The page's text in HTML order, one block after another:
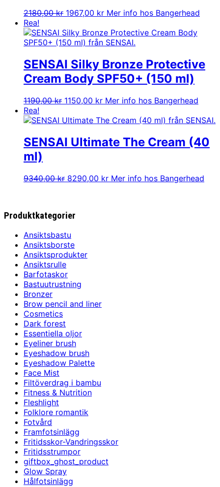
2180,00kr Det
priset
var:
1967,00 krDet
priset
är:
Mer info hos Bangerhead
Rea!
SENSAI Silky Bronze Protective
Cream Body SPF50+ (150 ml)
1190,00kr Det
priset
1190,00 kr.
1150,00 krDet
priset
1150,00 kr.
Mer info hos Bangerhead
Rea!
SENSAI Ultimate The Cream (40
ml)
9340,00kr Det
9340,00 kr.
8290,00 krDet
Mer info hos Bangerhead
Produktkategorier
Ansiktsbastu
Ansiktsborste
Ansiktsprodukter
Ansiktsrulle
Barfotaskor
Bastuutrustning
Bronzer
Brow pencil and liner
Cosmetics
Dark forest
Essentiella oljor
Eyeliner brush
Eyeshadow brush
Eyeshadow Palette
Face Mist
Filtöverdrag i bambu
Fitness & Nutrition
Fleshlight
Folklore romantik
Fotvård
Framfotsinlägg
Fritidsskor-Vandringsskor
Fritidsstrumpor
giftbox_ghost_product
Glow Spray
Hålfotsinlägg